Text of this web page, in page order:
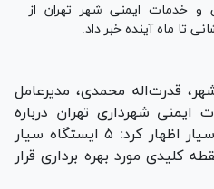
و خدمات ایمنی شهر تهران از
قدرت‌اله محمدی، مدیرعامل
شهرداری تهران درباره
آخرین وضعیت ایستگاه‌های سیار اظهار کرد: ۵ ایستگاه سیار
تا یک ماه آینده در ۵ نقطه کلیدی مورد بهره برداری قرار